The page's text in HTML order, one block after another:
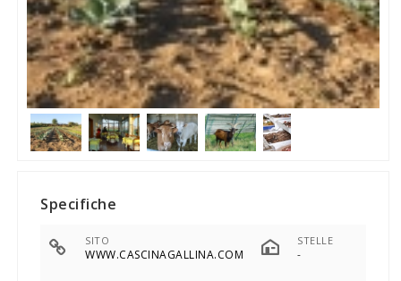
Specifiche
SITO
WWW.CASCINAGALLINA.COM
STELLE
-